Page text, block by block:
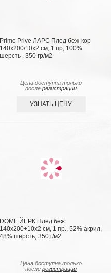
Prime Prive ЛАРС Плед беж-кор
140х200/10х2 см, 1 пр, 100%
шерсть , 350 гр/м2
Цена доступна только
послерегистрации
УЗНАТЬ ЦЕНУ
DOME ЙЕРК Плед беж.
140х200+10х2 см, 1 пр., 52% акрил,
48% шерсть, 350 г/м2
Цена доступна только
послерегистрации